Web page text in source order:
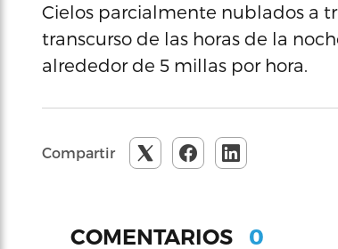
Cielos parcialmente nublados a
transcurso de las horas de la
alrededor de 5 millas por hora.
Compartir
COMENTARIOS 0